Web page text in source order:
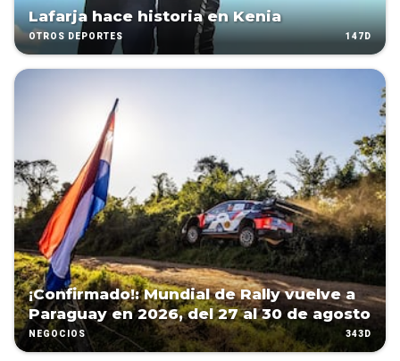
Lafarja hace historia en Kenia
OTROS DEPORTES 147D
¡Confirmado!: Mundial de Rally vuelve a
Paraguay en 2026, del 27 al 30 de agosto
NEGOCIOS 343D